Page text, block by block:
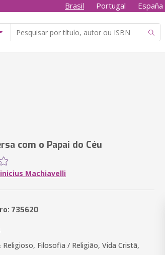
Brasil Portugal España
com o Papai do Céu
Machiavelli
735620
Religioso, Filosofia / Religião, Vida Cristã,